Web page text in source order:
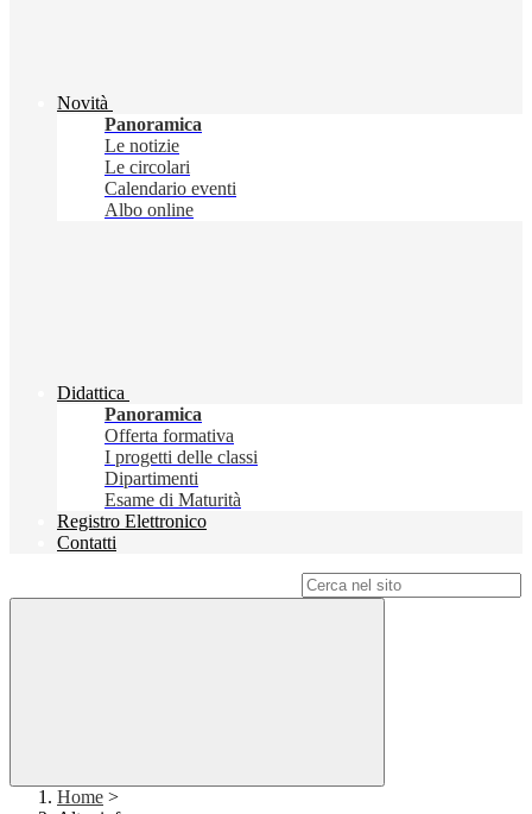
Novità
Panoramica
Le notizie
Le circolari
Calendario eventi
Albo online
Didattica
Panoramica
Offerta formativa
I progetti delle classi
Dipartimenti
Esame di Maturità
Registro Elettronico
Contatti
Home >